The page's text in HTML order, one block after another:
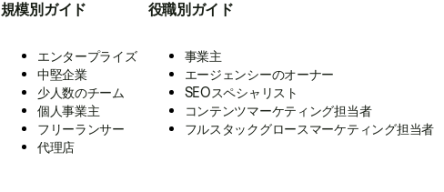
規模別ガイド
エンタープライズ
中堅企業
少人数のチーム
個人事業主
フリーランサー
代理店
役職別ガイド
事業主
エージェンシーのオーナー
SEOスペシャリスト
コンテンツマーケティング担当者
フルスタックグロースマーケティング担当者